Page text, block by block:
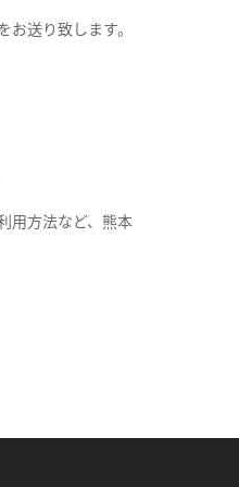
送り致します。
用方法など、熊本